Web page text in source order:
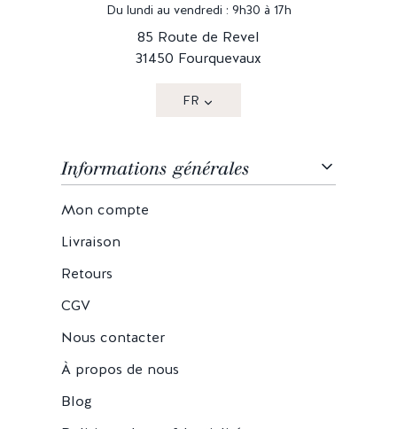
Du lundi au vendredi : 9h30 à 17h
85 Route de Revel
31450 Fourquevaux
FR
Informations générales
Mon compte
Livraison
Retours
CGV
Nous contacter
À propos de nous
Blog